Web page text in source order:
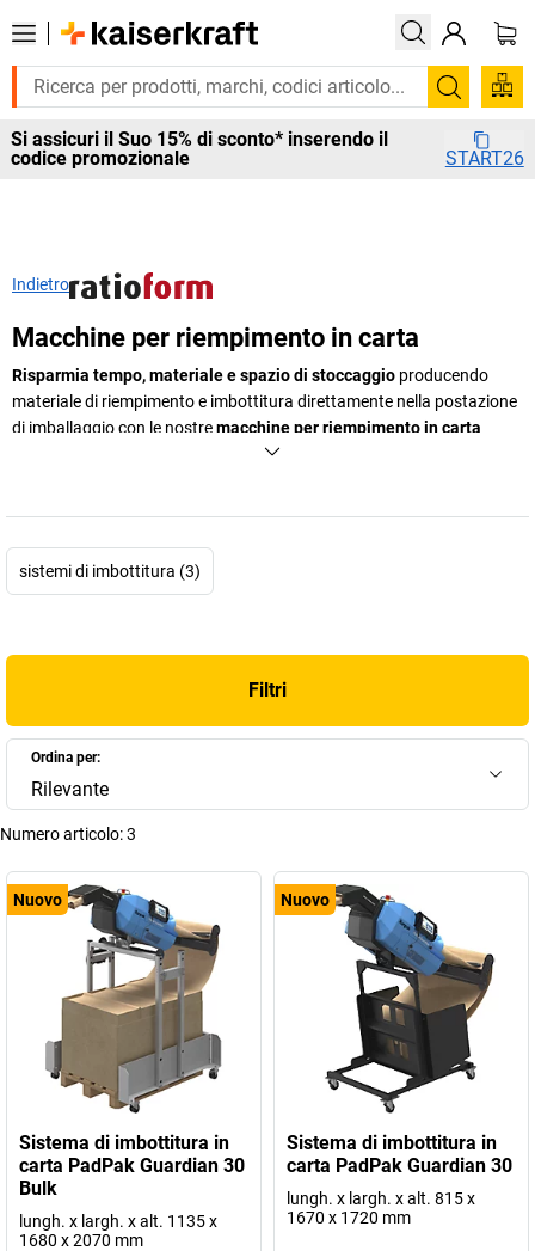
Cerca
Si assicuri il Suo 15% di sconto* inserendo il
codice promozionale
START26
Indietro
Macchine per riempimento in carta
Risparmia tempo, materiale e spazio di stoccaggio producendo
materiale di riempimento e imbottitura direttamente nella postazione
di imballaggio con le nostremacchine per riempimento in carta
ecosostenibili, a ingombro ridotto e sempre just-in-time. Grazie ai
sistemi di imbottitura (3)
Filtri
Ordina per:
Rilevante
Numero articolo:3
Nuovo
Sistema di imbottitura in
carta PadPak Guardian 30
Bulk
lungh. x largh. x alt. 1135 x
1680 x 2070 mm
Nuovo
Sistema di imbottitura in
carta PadPak Guardian 30
lungh. x largh. x alt. 815 x
1670 x 1720 mm